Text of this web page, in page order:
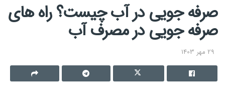
صرفه جویی در آب چیست؟ راه های
صرفه جویی در مصرف آب
29 مهر 1403